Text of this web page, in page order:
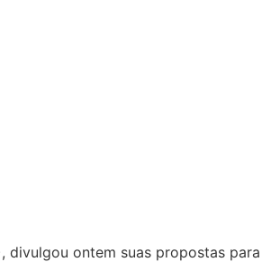
ontem suas propostas